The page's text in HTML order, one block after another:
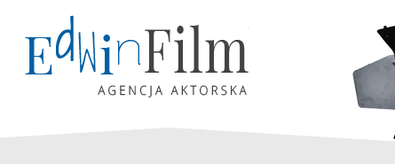
Edwin Film Agencja Aktorska